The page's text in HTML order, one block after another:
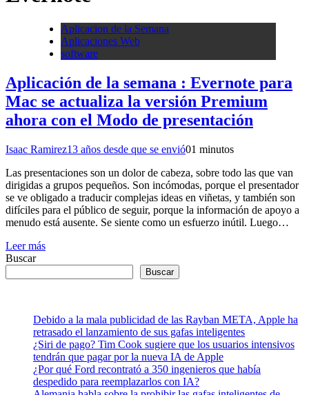
Aplicacion de la Semana
Aplicaciones Web
software
Aplicación de la semana : Evernote para
Mac se actualiza la versión Premium
ahora con el Modo de presentación
Isaac Ramirez13 años desde que se envió01 minutos
Las presentaciones son un dolor de cabeza, sobre todo las que van
dirigidas a grupos pequeños. Son incómodas, porque el presentador
se ve obligado a traducir complejas ideas en viñetas, y también son
difíciles para el público de seguir, porque la información de apoyo a
menudo está ausente. Se siente como un esfuerzo inútil. Luego…
Leer más
Buscar
Buscar
Debido a la mala publicidad de las Rayban META, Apple ha
retrasado el lanzamiento de sus gafas inteligentes
¿Siri de pago? Tim Cook sugiere que los usuarios intensivos
tendrán que pagar por la nueva IA de Apple
¿Por qué Ford recontrató a 350 ingenieros que había
despedido para reemplazarlos con IA?